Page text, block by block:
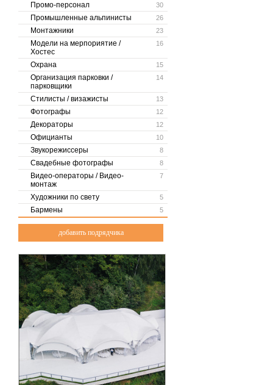
30
Промо-персонал
26
Промышленные альпинисты
23
Монтажники
16
Модели на мерпориятие /
Хостес
15
Охрана
14
Организация парковки /
парковщики
13
Стилисты / визажисты
12
Фотографы
12
Декораторы
10
Официанты
8
Звукорежиссеры
8
Свадебные фотографы
7
Видео-операторы / Видео-
монтаж
5
Художники по свету
5
Бармены
добавить подрядчика